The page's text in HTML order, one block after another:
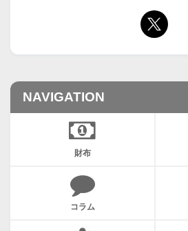
NAVIGATION
財布
コラム